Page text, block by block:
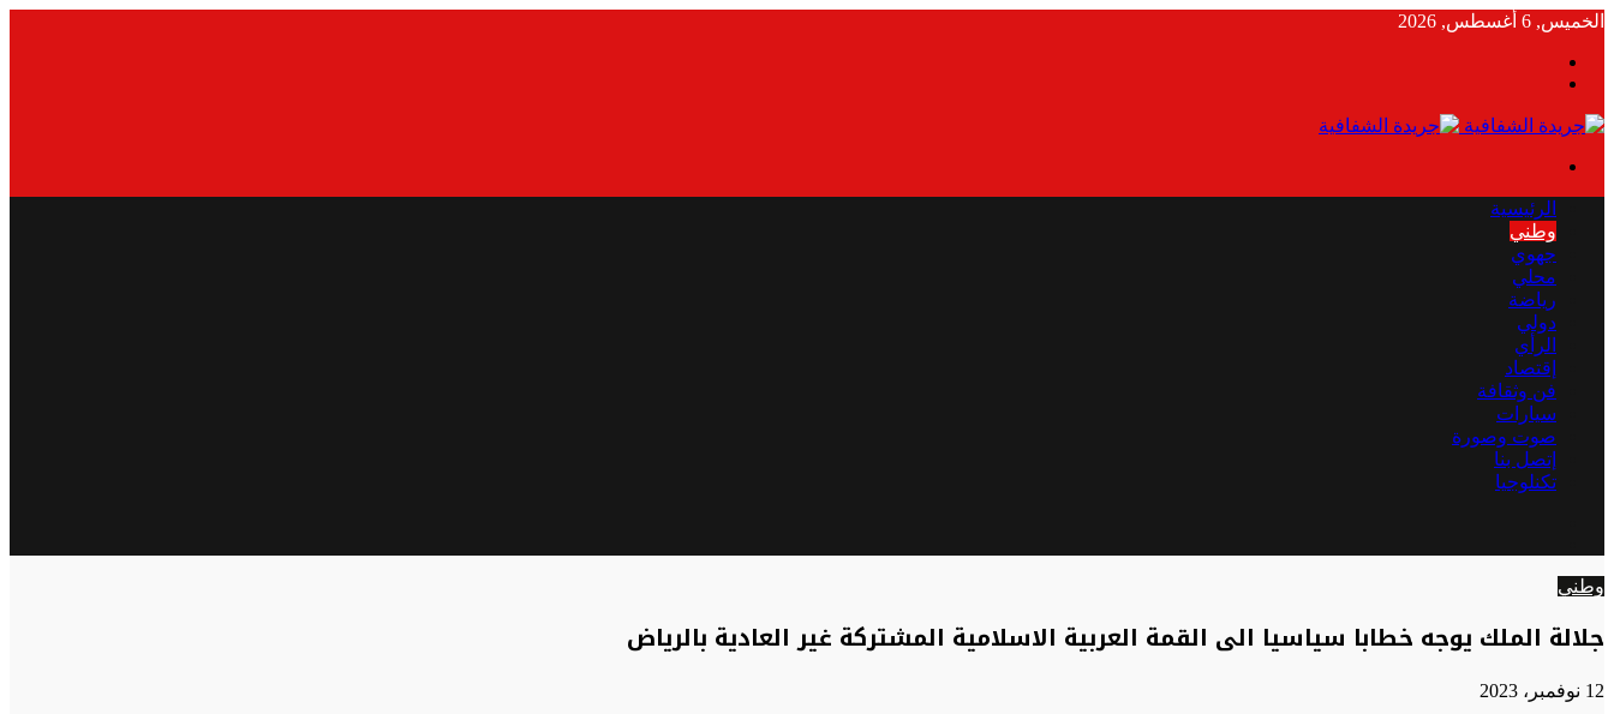
الخميس, 6 أغسطس, 2026
الرئيسية
وطني
جهوي
محلي
رياضة
دولي
الرأي
إقتصاد
فن وثقافة
سيارات
صوت وصورة
إتصل بنا
تكنلوجيا
وطني
جلالة الملك يوجه خطابا سياسيا الى القمة العربية الاسلامية المشتركة غير العادية بالرياض
12 نوفمبر، 2023